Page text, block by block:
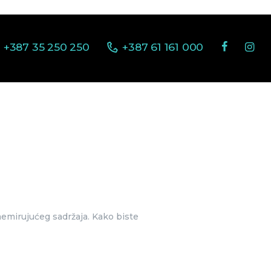
+387 35 250 250 +387 61 161 000
sadržaja. Kako biste